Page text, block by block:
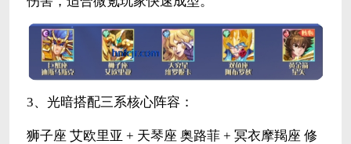
3、光暗搭配三系核心阵容：
狮子座 艾欧里亚 + 天琴座 奥路菲 + 冥衣摩羯座 修